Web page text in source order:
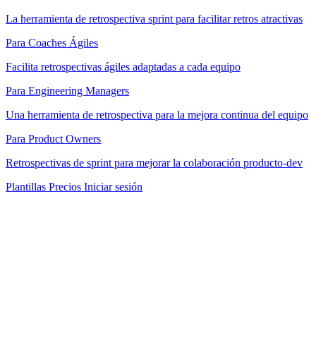
La herramienta de retrospectiva sprint para facilitar retros atractivas
Para Coaches Ágiles
Facilita retrospectivas ágiles adaptadas a cada equipo
Para Engineering Managers
Una herramienta de retrospectiva para la mejora continua del equipo
Para Product Owners
Retrospectivas de sprint para mejorar la colaboración producto-dev
Plantillas Precios Iniciar sesión